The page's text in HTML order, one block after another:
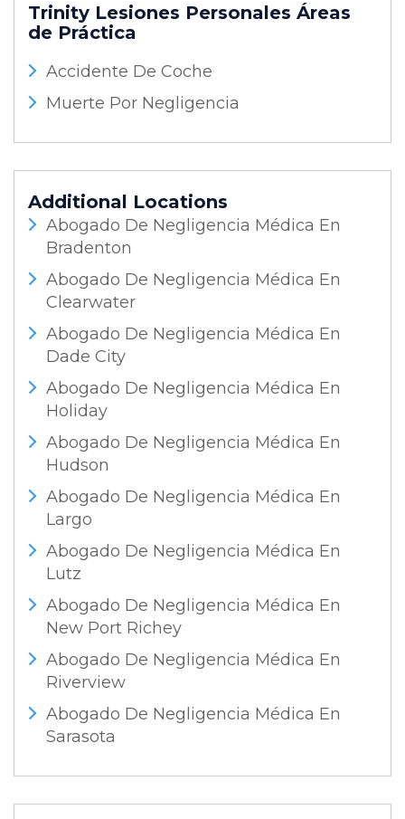
Trinity Lesiones Personales Áreas
de Práctica
Accidente De Coche
Muerte Por Negligencia
Additional Locations
Abogado De Negligencia Médica En
Bradenton
Abogado De Negligencia Médica En
Clearwater
Abogado De Negligencia Médica En
Dade City
Abogado De Negligencia Médica En
Holiday
Abogado De Negligencia Médica En
Hudson
Abogado De Negligencia Médica En
Largo
Abogado De Negligencia Médica En
Lutz
Abogado De Negligencia Médica En
New Port Richey
Abogado De Negligencia Médica En
Riverview
Abogado De Negligencia Médica En
Sarasota